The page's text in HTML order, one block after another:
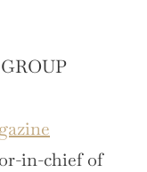
GROUP
in-chief of